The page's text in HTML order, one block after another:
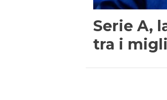
Serie A,
tra i